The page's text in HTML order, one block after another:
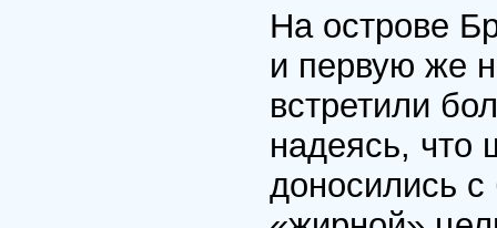
На острове
и первую же
встретили
надеясь, что
доносились